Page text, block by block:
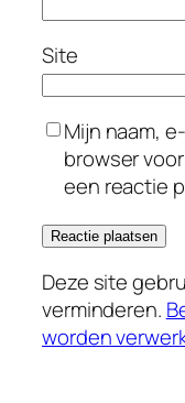
Site
Mijn naam,
browser
een reactie
Deze site
verminderen.
worden